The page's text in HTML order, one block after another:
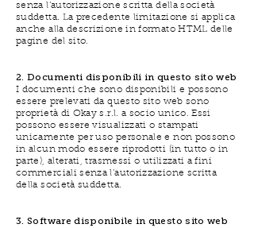
senza l’autorizzazione scritta della società
suddetta. La precedente limitazione si applica
anche alla descrizione in formato HTML delle
pagine del sito.
2. Documenti disponibili in questo sito web
I documenti che sono disponibili e possono
essere prelevati da questo sito web sono
proprietà di Okay s.r.l. a socio unico. Essi
possono essere visualizzati o stampati
unicamente per uso personale e non possono
in alcun modo essere riprodotti (in tutto o in
parte), alterati, trasmessi o utilizzati a fini
commerciali senza l’autorizzazione scritta
della società suddetta.
3. Software disponibile in questo sito web